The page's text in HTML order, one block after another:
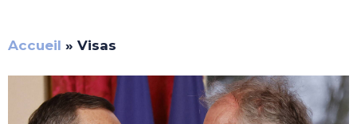
Accueil » Visas